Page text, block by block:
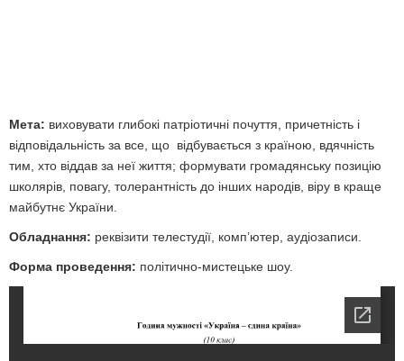
Мета: виховувати глибокі патріотичні почуття, причетність і
відповідальність за все, що відбувається з країною, вдячність
тим, хто віддав за неї життя; формувати громадянську позицію
школярів, повагу, толерантність до інших народів, віру в краще
майбутнє України.
Обладнання: реквізити телестудії, комп’ютер, аудіозаписи.
Форма проведення: політично-мистецьке шоу.